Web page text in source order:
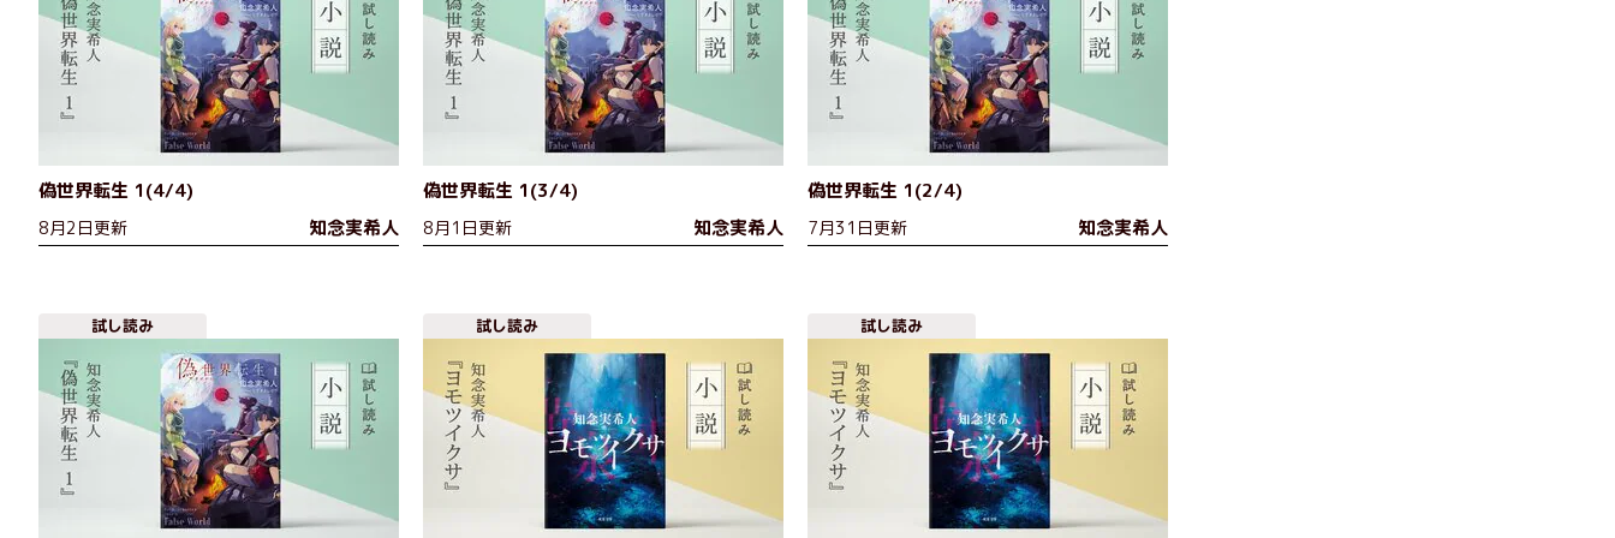
偽世界転生 1(4/4)
8月2日更新 知念実希人
偽世界転生 1(3/4)
8月1日更新 知念実希人
偽世界転生 1(2/4)
7月31日更新 知念実希人
試し読み 試し読み 試し読み